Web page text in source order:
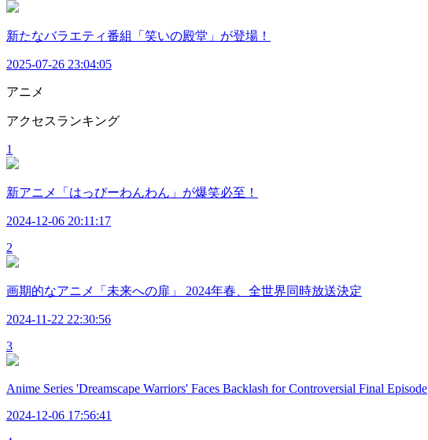
新たなバラエティ番組「笑いの殿堂」が登場！
2025-07-26 23:04:05
アニメ
アクセスランキング
1
新アニメ「はっぴーわんわん」が爆笑必至！
2024-12-06 20:11:17
2
画期的なアニメ「未来への扉」 2024年春、全世界同時放送決定
2024-11-22 22:30:56
3
Anime Series 'Dreamscape Warriors' Faces Backlash for Controversial Final Episode
2024-12-06 17:56:41